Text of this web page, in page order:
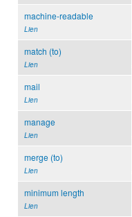
machine-readable
Lien
match (to)
Lien
mail
Lien
manage
Lien
merge (to)
Lien
minimum length
Lien